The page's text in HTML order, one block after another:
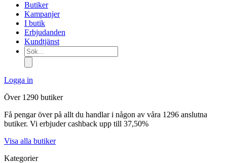
Butiker
Kampanjer
I butik
Erbjudanden
Kundtjänst
Sök...
Logga in
Över 1290 butiker
Få pengar över på allt du handlar i någon av våra 1296 anslutna
butiker. Vi erbjuder cashback upp till 37,50%
Visa alla butiker
Kategorier